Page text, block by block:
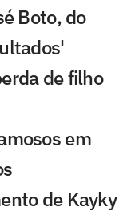
Boto, do
de filho
em
de Kayky